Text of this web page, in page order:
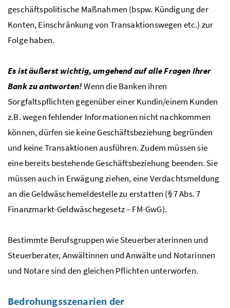
geschäftspolitische Maßnahmen (bspw. Kündigung der
Konten, Einschränkung von Transaktionswegen etc.) zur
Folge haben.
Es ist äußerst wichtig, umgehend auf alle Fragen Ihrer
Bank zu antworten!Wenn die Banken ihren
Sorgfaltspflichten gegenüber einer Kundin/einem Kunden
z.B. wegen fehlender Informationen nicht nachkommen
können, dürfen sie keine Geschäftsbeziehung begründen
und keine Transaktionen ausführen. Zudem müssen sie
eine bereits bestehende Geschäftsbeziehung beenden. Sie
müssen auch in Erwägung ziehen, eine Verdachtsmeldung
an die Geldwäschemeldestelle zu erstatten (§ 7Abs.7
Finanzmarkt-Geldwäschegesetz – FM-GwG).
Bestimmte Berufsgruppen wie Steuerberaterinnen und
Steuerberater, Anwältinnen und Anwälte und Notarinnen
und Notare sind den gleichen Pflichten unterworfen.
Bedrohungsszenarien der